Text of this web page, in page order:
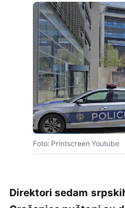
Foto: Printscreen Youtube
Direktori sedam